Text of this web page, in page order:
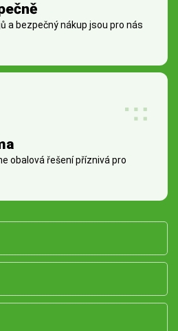
a bezpečný nákup jsou pro nás
obalová řešení příznivá pro